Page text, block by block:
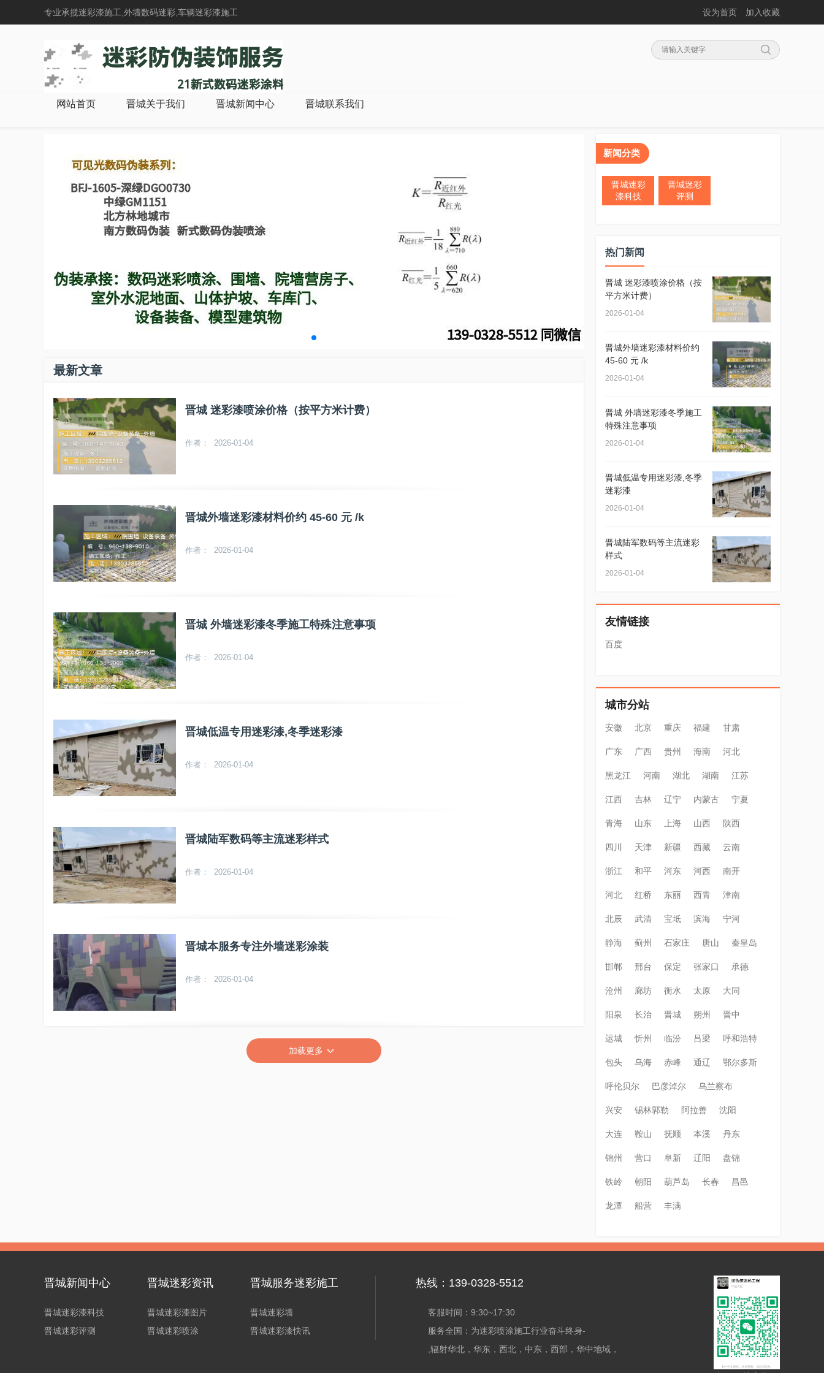
设为首页 加入收藏
专业承揽迷彩漆施工,外墙数码迷彩,车辆迷彩漆施工
网站首页 晋城关于我们 晋城新闻中心 晋城联系我们
最新文章
晋城 迷彩漆喷涂价格（按平方米计费）
作者： 2026-01-04
晋城外墙迷彩漆材料价约 45-60 元 /k
作者： 2026-01-04
晋城 外墙迷彩漆冬季施工特殊注意事项
作者： 2026-01-04
晋城低温专用迷彩漆,冬季迷彩漆
作者： 2026-01-04
晋城陆军数码等主流迷彩样式
作者： 2026-01-04
晋城本服务专注外墙迷彩涂装
作者： 2026-01-04
加载更多
新闻分类
晋城迷彩
漆科技
晋城迷彩
评测
热门新闻
晋城 迷彩漆喷涂价格（按
平方米计费）
2026-01-04
晋城外墙迷彩漆材料价约
45-60 元 /k
2026-01-04
晋城 外墙迷彩漆冬季施工
特殊注意事项
2026-01-04
晋城低温专用迷彩漆,冬季
迷彩漆
2026-01-04
晋城陆军数码等主流迷彩
样式
2026-01-04
友情链接
百度
城市分站
安徽 北京 重庆 福建 甘肃
广东 广西 贵州 海南 河北
黑龙江 河南 湖北 湖南 江苏
江西 吉林 辽宁 内蒙古 宁夏
青海 山东 上海 山西 陕西
四川 天津 新疆 西藏 云南
浙江 和平 河东 河西 南开
河北 红桥 东丽 西青 津南
北辰 武清 宝坻 滨海 宁河
静海 蓟州 石家庄 唐山 秦皇岛
邯郸 邢台 保定 张家口 承德
沧州 廊坊 衡水 太原 大同
阳泉 长治 晋城 朔州 晋中
运城 忻州 临汾 吕梁 呼和浩特
包头 乌海 赤峰 通辽 鄂尔多斯
呼伦贝尔 巴彦淖尔 乌兰察布
兴安 锡林郭勒 阿拉善 沈阳
大连 鞍山 抚顺 本溪 丹东
锦州 营口 阜新 辽阳 盘锦
铁岭 朝阳 葫芦岛 长春 昌邑
龙潭 船营 丰满
晋城新闻中心
晋城迷彩漆科技
晋城迷彩评测
晋城迷彩资讯
晋城迷彩漆图片
晋城迷彩喷涂
晋城服务迷彩施工
晋城迷彩墙
晋城迷彩漆快讯
热线：139-0328-5512
客服时间：9:30~17:30
服务全国：为迷彩喷涂施工行业奋斗终身-
,辐射华北，华东，西北，中东，西部，华中地域，